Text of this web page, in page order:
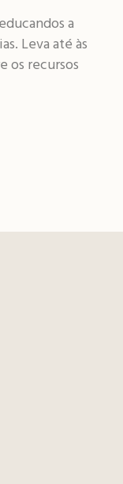
a
Leva até às
os recursos